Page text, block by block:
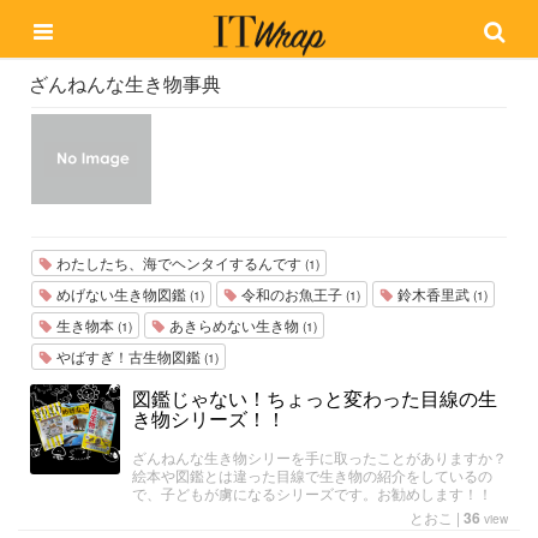
ざんねんな生き物事典
わたしたち、海でヘンタイするんです (1)
めげない生き物図鑑 (1) 令和のお魚王子 (1) 鈴木香里武 (1)
生き物本 (1) あきらめない生き物 (1)
やばすぎ！古生物図鑑 (1)
図鑑じゃない！ちょっと変わった目線の生
き物シリーズ！！
ざんねんな生き物シリーを手に取ったことがありますか？
絵本や図鑑とは違った目線で生き物の紹介をしているの
で、子どもが虜になるシリーズです。お勧めします！！
とおこ | 36 view